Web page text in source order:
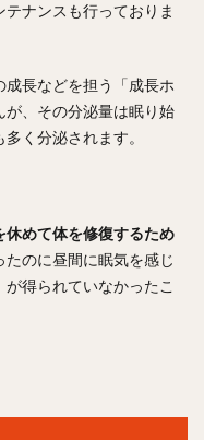
ナンスも行っておりま
長などを担う「成長ホ
が、その分泌量は眠り始
く分泌されます。
休めて体を修復するため
のに昼間に眠気を感じ
得られていなかったこ